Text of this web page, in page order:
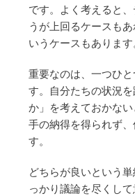
です。よく考えると
うが上回るケースも
いうケースもあります
重要なのは、一つひ
す。自分たちの状況
か」を考えておかな
手の納得を得られず
す。
どちらが良いという
っかり議論を尽くし